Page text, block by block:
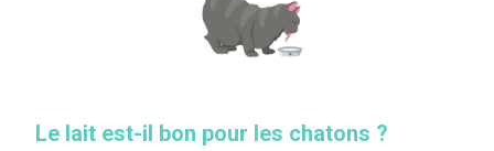
Le lait est-il bon pour les chatons ?